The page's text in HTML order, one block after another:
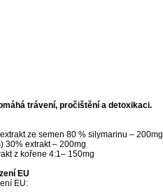
trávení, pročištění a detoxikaci.
ze semen 80 % silymarinu – 200mg
30% extrakt – 200mg
z kořene 4:1– 150mg
EU
EU: